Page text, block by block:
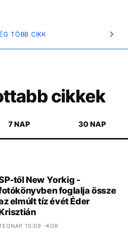
TÖBB CIKK
cikkek
7 NAP 30 NAP
től New Yorkig -
foglalja össze
elmúlt tíz évét Éder
10:09 -KOR